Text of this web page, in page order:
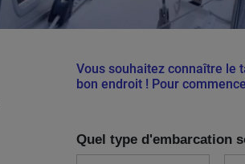
Vous souhaitez connaître le
bon endroit ! Pour
Quel type d'embarcation